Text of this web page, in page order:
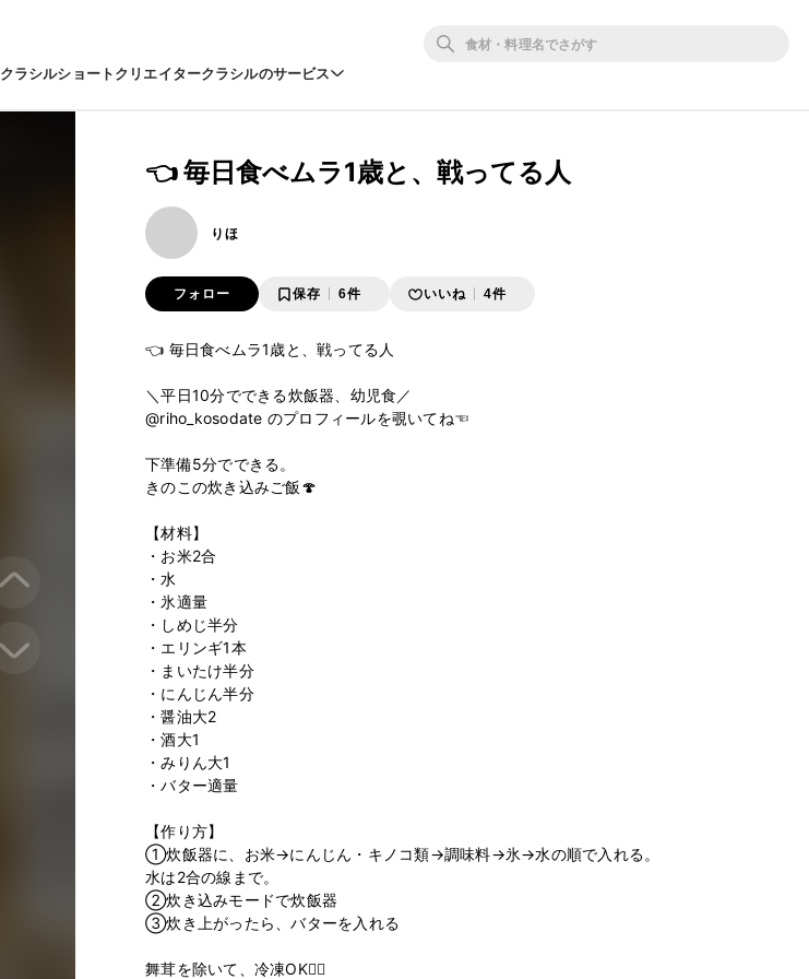
クラシルショートクリエイタークラシルのサービス
👈 毎日食べムラ1歳と、戦ってる人
りほ
フォロー 保存 6件 いいね 4件
👈 毎日食べムラ1歳と、戦ってる人
＼平日10分でできる炊飯器、幼児食／
@riho_kosodate のプロフィールを覗いてね☜
下準備5分でできる。
きのこの炊き込みご飯🍄
【材料】
・お米2合
・水
・氷適量
・しめじ半分
・エリンギ1本
・まいたけ半分
・にんじん半分
・醤油大2
・酒大1
・みりん大1
・バター適量
【作り方】
①炊飯器に、お米→にんじん・キノコ類→調味料→氷→水の順で入れる。
水は2合の線まで。
②炊き込みモードで炊飯器
③炊き上がったら、バターを入れる
舞茸を除いて、冷凍OK🙆‍♀️